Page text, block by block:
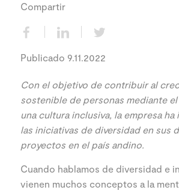
Compartir
Publicado 9.11.2022
Con el objetivo de contribuir al
sostenible de personas mediante
una cultura inclusiva, la empresa
las iniciativas de diversidad en sus
proyectos en el país andino.
Cuando hablamos de diversidad e
vienen muchos conceptos a la